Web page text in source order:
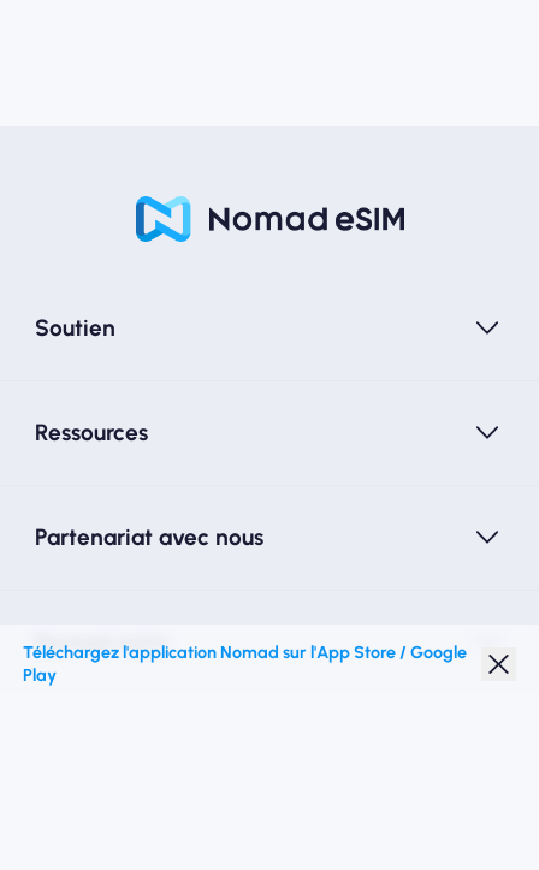
Soutien
Ressources
Partenariat avec nous
Nomad esim
Téléchargez l'application Nomad sur l'App Store / Google
Play